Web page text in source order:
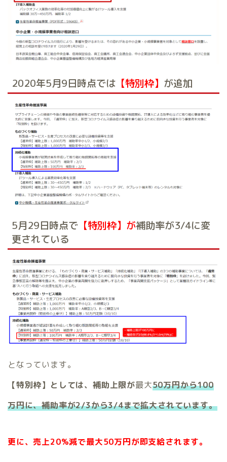
2020年5月9日時点では 【特別枠】 が追加
5月29日時点で 【特別枠】が補助率が3/4に変
更されている
となっています。
【特別枠】としては、補助上限が最大50万円から100
万円に、補助率が2/3から3/4まで拡大されています。
更に、売上20%減で最大50万円が即支給されます。